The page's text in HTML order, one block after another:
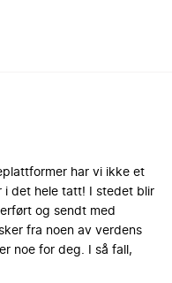
har vi ikke et
i det hele tatt! I stedet blir
og sendt med
fra noen av verdens
noe for deg. I så fall,